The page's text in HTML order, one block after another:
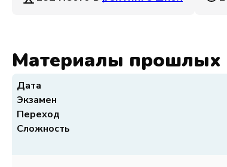
Материалы прошлых
Дата
Экзамен
Переход
Сложность